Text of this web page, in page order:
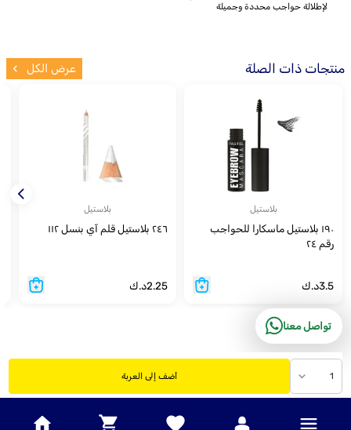
1 أضف إلى العربة
لإطلالة حواجب محددة وجميلة
منتجات ذات الصلة عرض الكل
بلاستيل
١٩٠ بلاستيل ماسكارا للحواجب
رقم ٢٤
3.5د.ك
بلاستيل
٢٤٦ بلاستيل قلم آي بنسل ١١٢
2.25د.ك
تواصل معنا